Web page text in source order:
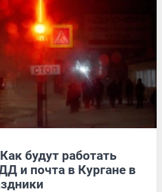
будут работать
и почта в Кургане в